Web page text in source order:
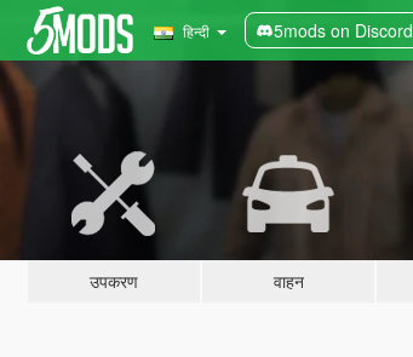
हिन्दी 5mods on Discord
उपकरण वाहन